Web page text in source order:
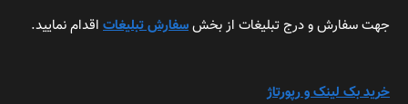
جهت سفارش و درج تبلیغات از بخشسفارش تبلیغات اقدام نمایید.
خرید بک لینک و رپورتاژ